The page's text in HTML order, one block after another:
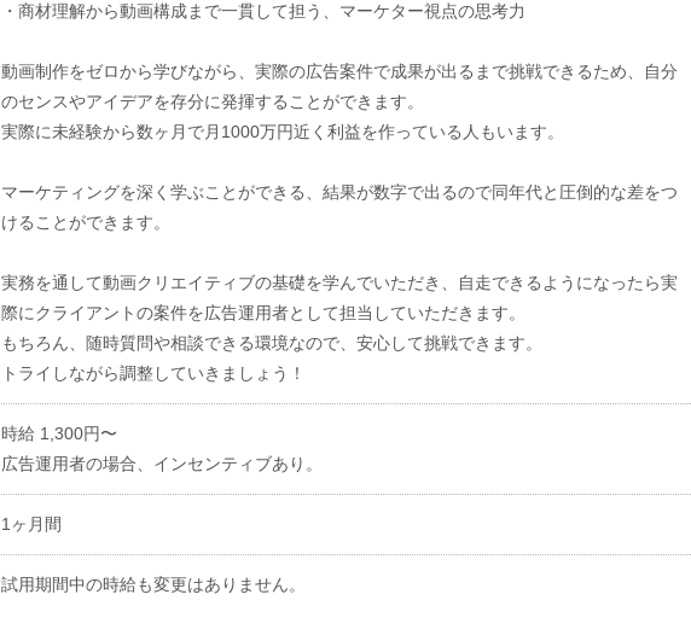
・商材理解から動画構成まで一貫して担う、マーケター視点の思考力
動画制作をゼロから学びながら、実際の広告案件で成果が出るまで挑戦できるため、自分
のセンスやアイデアを存分に発揮することができます。
実際に未経験から数ヶ月で月1000万円近く利益を作っている人もいます。
マーケティングを深く学ぶことができる、結果が数字で出るので同年代と圧倒的な差をつ
けることができます。
実務を通して動画クリエイティブの基礎を学んでいただき、自走できるようになったら実
際にクライアントの案件を広告運用者として担当していただきます。
もちろん、随時質問や相談できる環境なので、安心して挑戦できます。
トライしながら調整していきましょう！
時給 1,300円〜
広告運用者の場合、インセンティブあり。
1ヶ月間
試用期間中の時給も変更はありません。